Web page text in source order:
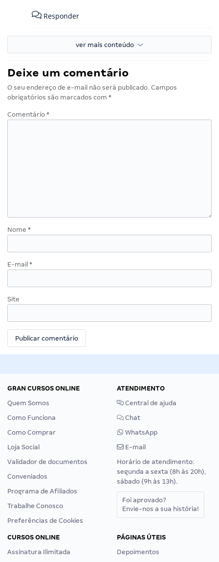
Responder
ver mais conteúdo
Deixe um comentário
O seu endereço de e-mail não será publicado. Campos
obrigatórios são marcados com *
Comentário *
Nome *
E-mail *
Site
GRAN CURSOS ONLINE
Quem Somos
Como Funciona
Como Comprar
Loja Social
Validador de documentos
Conveniados
Programa de Afiliados
Trabalhe Conosco
Preferências de Cookies
ATENDIMENTO
Central de ajuda
Chat
WhatsApp
E-mail
Horário de atendimento:
segunda a sexta (8h às 20h),
sábado (9h às 13h).
Foi aprovado?
Envie-nos a sua história!
CURSOS ONLINE
Assinatura Ilimitada
PÁGINAS ÚTEIS
Depoimentos